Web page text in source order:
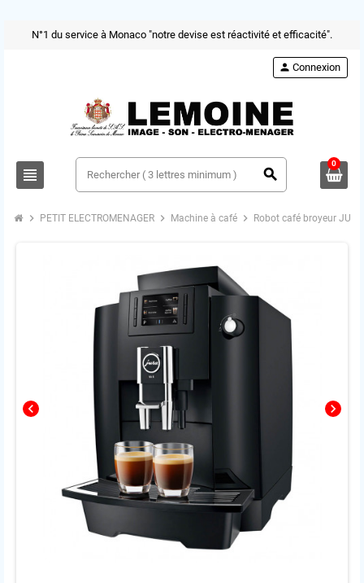
N°1 du service à Monaco "notre devise est réactivité et efficacité".
view_headline search
person Connexion
0
chevron_right PETIT ELECTROMENAGER chevron_right Machine à café chevron_right Robot café broyeur JURA
chevron_left chevron_right